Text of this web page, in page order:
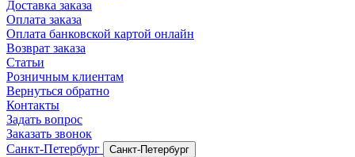
Доставка заказа
Оплата заказа
Оплата банковской картой онлайн
Возврат заказа
Статьи
Розничным клиентам
Вернуться обратно
Контакты
Задать вопрос
Заказать звонок
Санкт-Петербург
Санкт-Петербург